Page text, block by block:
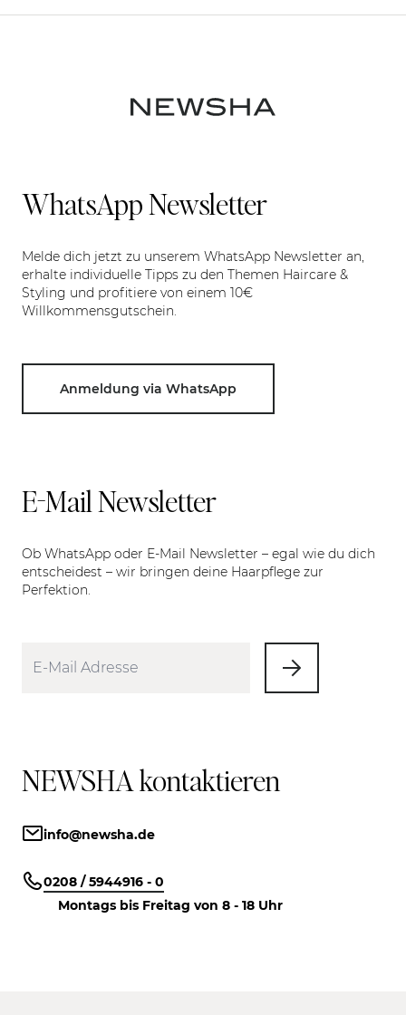
WhatsApp Newsletter
Melde dich jetzt zu unserem WhatsApp Newsletter an,
erhalte individuelle Tipps zu den Themen Haircare &
Styling und profitiere von einem 10€
Willkommensgutschein.
Anmeldung via WhatsApp
E-Mail Newsletter
Ob WhatsApp oder E-Mail Newsletter – egal wie du dich
entscheidest – wir bringen deine Haarpflege zur
Perfektion.
NEWSHA kontaktieren
info@newsha.de
0208 / 5944916 - 0
Montags bis Freitag von 8 - 18 Uhr